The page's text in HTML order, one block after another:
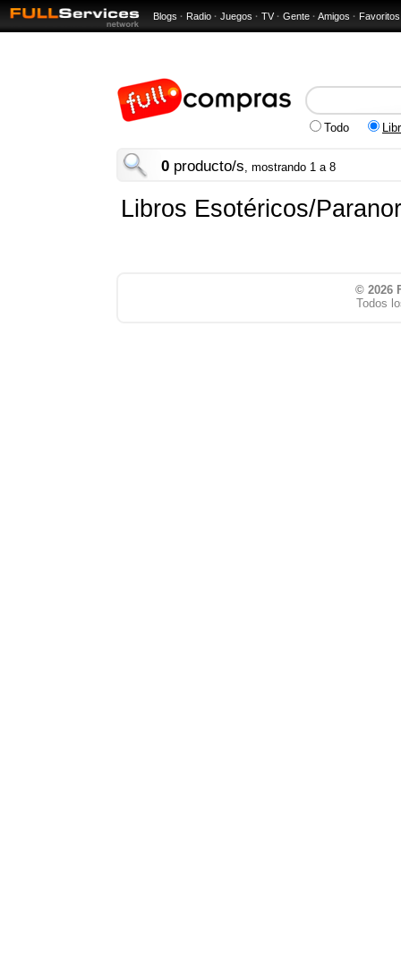
Blogs · Radio · Juegos · TV · Gente · Amigos · Favoritos
Todo
0 producto/s, mostrando 1 a 8
Libros Esotéricos/
© 2026
Todos